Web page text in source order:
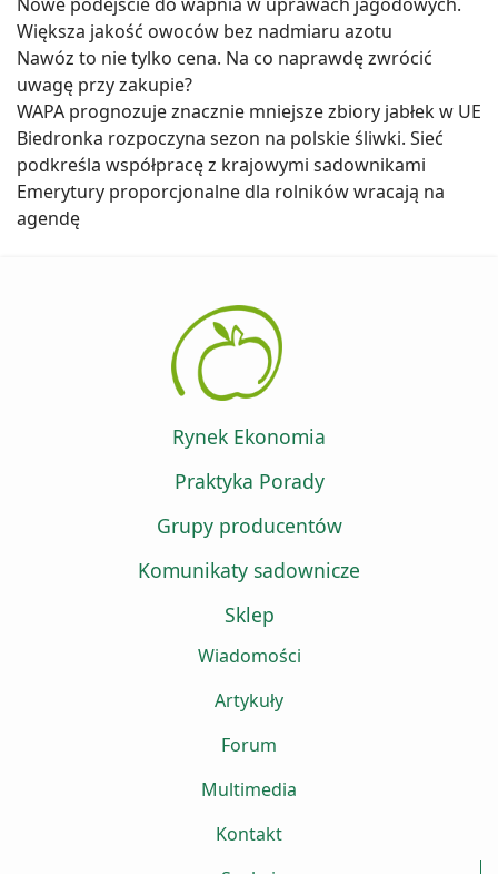
Większa jakość owoców bez nadmiaru azotu
Nawóz to nie tylko cena. Na co naprawdę zwrócić
uwagę przy zakupie?
WAPA prognozuje znacznie mniejsze zbiory jabłek w UE
Biedronka rozpoczyna sezon na polskie śliwki. Sieć
podkreśla współpracę z krajowymi sadownikami
Emerytury proporcjonalne dla rolników wracają na
agendę
Rynek Ekonomia
Praktyka Porady
Grupy producentów
Komunikaty sadownicze
Sklep
Wiadomości
Artykuły
Forum
Multimedia
Kontakt